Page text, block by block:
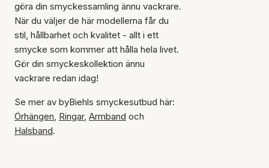
göra din smyckessamling ännu vackrare.
När du väljer de här modellerna får du
stil, hållbarhet och kvalitet - allt i ett
smycke som kommer att hålla hela livet.
Gör din smyckeskollektion ännu
vackrare redan idag!
Se mer av byBiehls smyckesutbud här:
Örhängen, Ringar, Armband och
Halsband.